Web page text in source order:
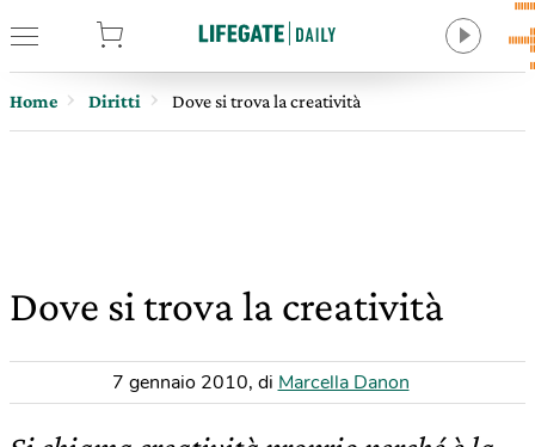
Home Diritti Dove si trova la creatività
Dove si trova la creatività
7 gennaio 2010, di Marcella Danon